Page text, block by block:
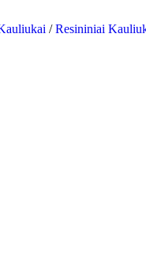
/Resininiai